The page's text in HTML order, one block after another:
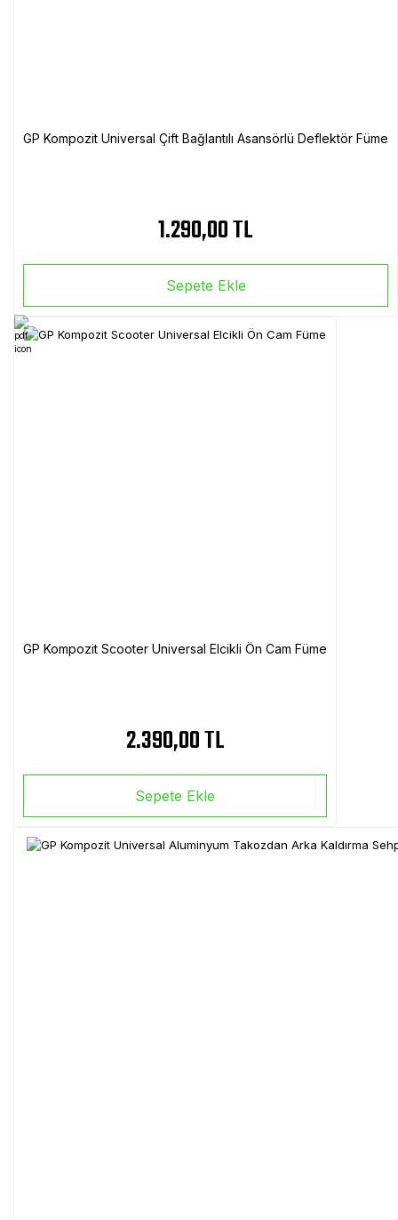
GP Kompozit Universal Çift Bağlantılı Asansörlü Deflektör Füme
1.290,00 TL
Sepete Ekle
GP Kompozit Scooter Universal Elcikli Ön Cam Füme
2.390,00 TL
Sepete Ekle